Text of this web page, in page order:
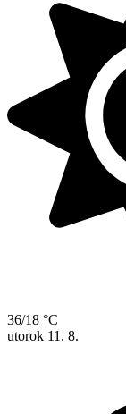
36/18 °C
utorok 11. 8.